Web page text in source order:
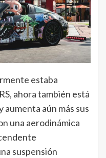
estaba
ahora también está
aumenta aún más sus
una aerodinámica
suspensión